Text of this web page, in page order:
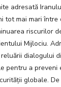
adresată
tot mai mari între
riscurilor
Mijlociu.
dialogului
pentru a preveni
globale. De